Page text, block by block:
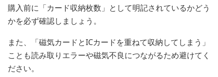
購入前に「カード収納枚数」として明記されているかどう
かを必ず確認しましょう。
また、「磁気カードとICカードを重ねて収納してしまう」
ことも読み取りエラーや磁気不良につながるため避けてく
ださい。